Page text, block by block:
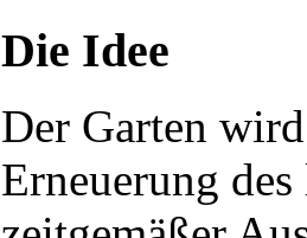
Die Idee
Der Garten
Erneuerung